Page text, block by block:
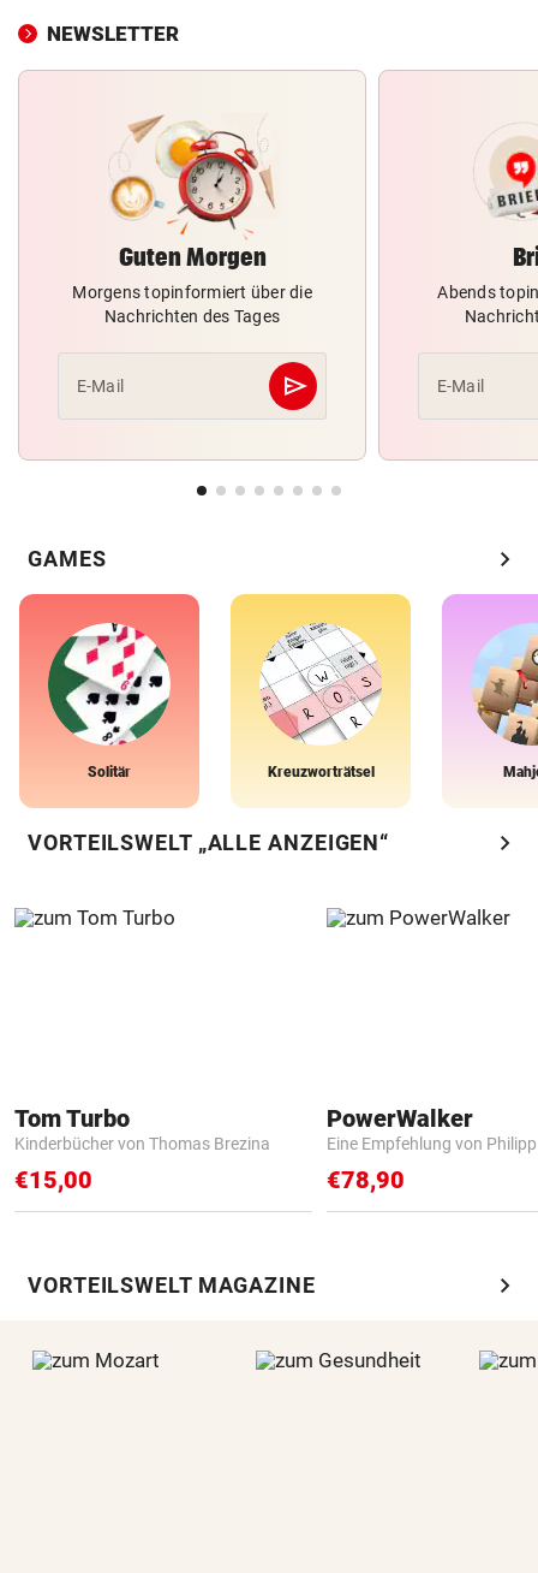
NEWSLETTER
Guten Morgen
Morgens topinformiert über die
Nachrichten des Tages
E-Mail send
Abschicken
Abends
E-Mail
GAMES chevron_right
Solitär Kreuzworträtsel
VORTEILSWELT „ALLE ANZEIGEN“ chevron_right
Tom Turbo
Kinderbücher von Thomas Brezina
€15,00
PowerWalker
Eine Empfehlung von
€78,90
VORTEILSWELT MAGAZINE chevron_right